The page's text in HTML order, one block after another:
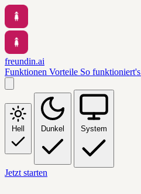
freundin.ai
Funktionen Vorteile So funktioniert's
Hell Dunkel System
Jetzt starten